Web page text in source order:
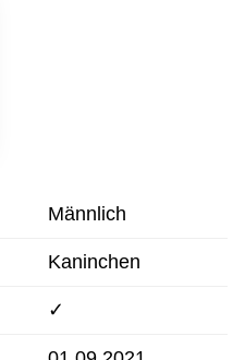
Männlich
Kaninchen
✓